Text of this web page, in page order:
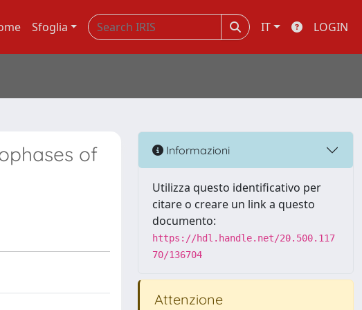
Sfoglia IT LOGIN
of
Informazioni
Utilizza questo identificativo per
citare o creare un link a questo
documento:
https://hdl.handle.net/20.500.117
70/136704
Attenzione